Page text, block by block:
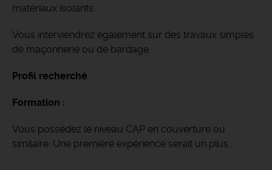
matériaux isolants.
Vous interviendrez également sur des travaux simples
de maçonnerie ou de bardage.
Profil recherché
Formation :
Vous possédez le niveau CAP en couverture ou
similaire. Une première expérience serait un plus.